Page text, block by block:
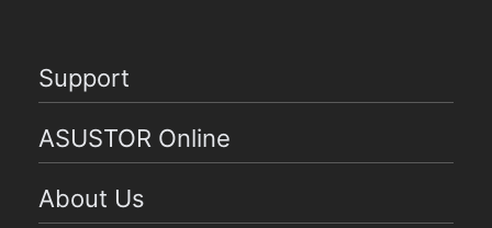
Support
ASUSTOR Online
About Us